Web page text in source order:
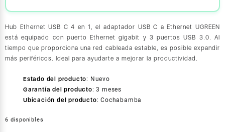
Hub Ethernet USB C 4 en 1, el adaptador USB C a Ethernet UGREEN
está equipado con puerto Ethernet gigabit y 3 puertos USB 3.0. Al
tiempo que proporciona una red cableada estable, es posible expandir
más periféricos. Ideal para ayudarte a mejorar la productividad.
Estado del producto: Nuevo
Garantía del producto:3 meses
Ubicación del producto:Cochabamba
6 disponibles